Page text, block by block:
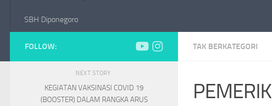
SBH Diponegoro
TAK BERKATEGORI
FOLLOW:
NEXT STORY
KEGIATAN VAKSINASI COVID 19
(BOOSTER) DALAM RANGKA ARUS